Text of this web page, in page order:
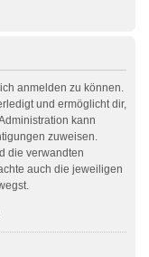
anmelden zu können.
und ermöglicht dir,
kann
zuweisen.
die verwandten
auch die jeweiligen